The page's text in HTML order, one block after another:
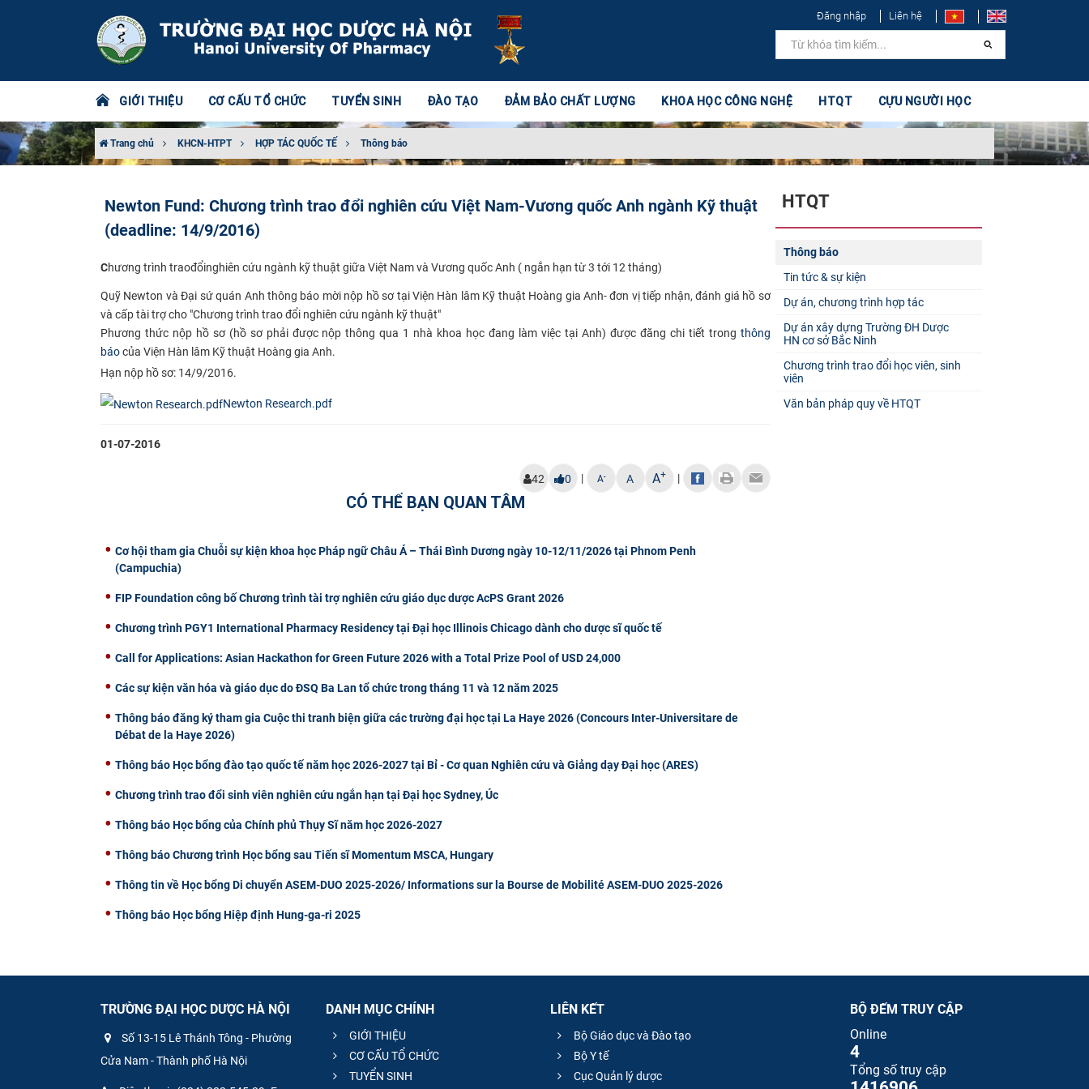
Đăng nhập Liên hệ
GIỚI THIỆU CƠ CẤU TỔ CHỨC TUYỂN SINH ĐÀO TẠO ĐẢM BẢO CHẤT LƯỢNG KHOA HỌC CÔNG NGHỆ HTQT CỰU NGƯỜI HỌC
Trang chủ KHCN-HTPT HỢP TÁC QUỐC TẾ Thông báo
Newton Fund: Chương trình trao đổi nghiên cứu Việt Nam-Vương quốc Anh ngành Kỹ thuật
(deadline: 14/9/2016)
Chương trình traođổinghiên cứu ngành kỹ thuật giữa Việt Nam và Vương quốc Anh ( ngắn hạn từ 3 tới 12 tháng)
Quỹ Newton và Đại sứ quán Anh thông báo mời nộp hồ sơ tạiViện Hàn lâm Kỹ thuật Hoàng gia Anh- đơn vị tiếp nhận, đánh giá hồ sơ
và cấp tài trợ cho "Chương trình trao đổi nghiên cứu ngành kỹ thuật"
Phương thức nộp hồ sơ (hồ sơ phải được nộp thông qua 1 nhà khoa học đang làm việc tại Anh) được đăng chi tiết trong thông
báocủa Viện Hàn lâm Kỹ thuật Hoàng gia Anh.
Hạn nộp hồ sơ: 14/9/2016.​
Newton Research.pdf
01-07-2016
42 0 | A- A A+ |
CÓ THỂ BẠN QUAN TÂM
Cơ hội tham gia Chuỗi sự kiện khoa học Pháp ngữ Châu Á – Thái Bình Dương ngày 10-12/11/2026 tại Phnom Penh
(Campuchia)
FIP Foundation công bố Chương trình tài trợ nghiên cứu giáo dục dược AcPS Grant 2026
Chương trình PGY1 International Pharmacy Residency tại Đại học Illinois Chicago dành cho dược sĩ quốc tế
Call for Applications: Asian Hackathon for Green Future 2026 with a Total Prize Pool of USD 24,000
Các sự kiện văn hóa và giáo dục do ĐSQ Ba Lan tổ chức trong tháng 11 và 12 năm 2025
Thông báo đăng ký tham gia Cuộc thi tranh biện giữa các trường đại học tại La Haye 2026 (Concours Inter-Universitare de
Débat de la Haye 2026)
Thông báo Học bổng đào tạo quốc tế năm học 2026-2027 tại Bỉ - Cơ quan Nghiên cứu và Giảng dạy Đại học (ARES)
Chương trình trao đổi sinh viên nghiên cứu ngắn hạn tại Đại học Sydney, Úc
Thông báo Học bổng của Chính phủ Thụy Sĩ năm học 2026-2027
Thông báo Chương trình Học bổng sau Tiến sĩ Momentum MSCA, Hungary
Thông tin về Học bổng Di chuyển ASEM-DUO 2025-2026/ Informations sur la Bourse de Mobilité ASEM-DUO 2025-2026
Thông báo Học bổng Hiệp định Hung-ga-ri 2025
HTQT
Thông báo
Tin tức & sự kiện
Dự án, chương trình hợp tác
Dự án xây dựng Trường ĐH Dược
HN cơ sở Bắc Ninh
Chương trình trao đổi học viên, sinh
viên
Văn bản pháp quy về HTQT
TRƯỜNG ĐẠI HỌC DƯỢC HÀ NỘI
Số 13-15 Lê Thánh Tông - Phường
Cửa Nam - Thành phố Hà Nội
DANH MỤC CHÍNH
GIỚI THIỆU
CƠ CẤU TỔ CHỨC
TUYỂN SINH
LIÊN KẾT
Bộ Giáo dục và Đào tạo
Bộ Y tế
Cục Quản lý dược
BỘ ĐẾM TRUY CẬP
Online
4
Tổng số truy cập